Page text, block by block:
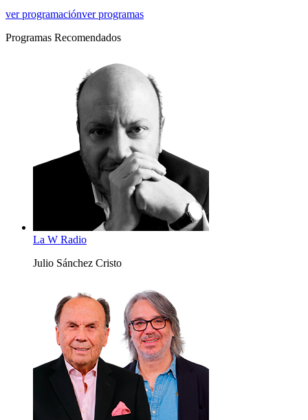
ver programaciónver programas
Programas Recomendados
La W Radio
Julio Sánchez Cristo